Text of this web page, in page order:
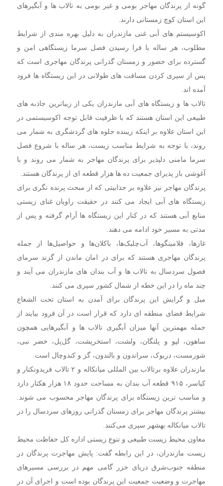
گونه از پرندگان مهاجر بومی و غیر بومی به تالاب ها و آبگیرهای
این استان کوچ زمستانی دارند.
اکوسیستم های آبی غنی مازندران به دلیل بهره مندی از شرایط
مطلوب، هر ساله با فرا رسیدن فصل سرما زیستگاهی امن و
گسترده برای حضور و زمستان گذرانی پرندگان مهاجری است که
پس از سپری کردن مسافت های طولانی در این زیستگاه ها فرود
آمده اند.
تالاب ها و زیستگاه های آبی مازندران یکی از زیباترین جاذبه های
طبیعی این استان هستند که با ظرفیت قابل توجه اکوسیستمی در
این استان علاوه بر اینکه زیبنده جلوه های گردشگری به شمار می
روند، با توجه به شرایط مناسب زیست، هر ساله با شروع فصل
سرما مامنی دلپذیر برای پرندگان مهاجر به شمار می روند و با
آغوشی باز پذیرای جمعیت ده ها هزار قطعه ای از پرندگان هستند.
پرندگان مهاجر نیز علاوه بر جذابیتی که از مبحث پرنده نگری برای
زیستگاه های آبی ایجاد می کنند در حقیقت راویان غنای زیستی
منابع آبی هستند که در کنار این زیستگاه ها آرام گرفته و پس از
مدتی به مسیر خود ادامه می دهند.
غازها، ‌فلامینگوها، آب‌چلیک‌ها، باکلان‌ها و حواصیل‌ها از جمله
پرندگان مهاجری هستند که برای در امان ماندن از گزند سرمای
فصول سردسال به تالاب ها و آب بندان های مازندران می آیند و
چند ماه را در این خطه از شمال کشور سپری می کنند.
میل و گرایش این پرندگان برای آمدن به استان تحت الشعاع
شرایط فضای منطقه ای دارد که قرار است در آن فرود بیایند از
جمله مهمترین آنها میزان آبگیری تالاب ها و آبگیرهایی همچون
ساهون، لپو و پلنگان، ولشت، استخرپشت، گل‌پل، خضر نبی،
شورمست، دریوک، سراندون و بالندون، گز و کندوچال است.
مازندران علاوه برتالاب بین المللی میانکاله و ۲ تالاب فریدونکنار و
کیاسر، ۹۱۵ قطعه آب بندان به مساحت حدود ۱۸ هزار هکتار دارد
و مناسب ترین زیستگاه برای پرندگان مهاجر محسوب می شوند.
بیشتر پرندگان مهاجر برای زمستان گذرانی روزهای سردسال را در
تالاب میانکاله بهشهر سپری می‌کنند.
معاون محیط زیست طبیعی و تنوع زیستی اداره کل حفاظت محیط
زیست مازندران، در این رابطه گفت: پایش مهاجرت پرندگان در
منطقه جنوب‌شرق دریای خزر گامی مهم در بررسی مسیرهای
مهاجرت و وضعیت جمعیت این پرندگان بوده است و اجرای آن در